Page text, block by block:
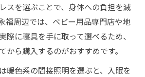
する前に知ってほしい注意点
置のリスクと安全な対応策比較
てはいけない夜泣き対策とは
スを選ぶことで、身体への負担を減
福周辺では、ベビー用品専門店や地
際に寝具を手に取って選べるため、
から購入するのがおすすめです。
暖色系の間接照明を選ぶと、入眠を